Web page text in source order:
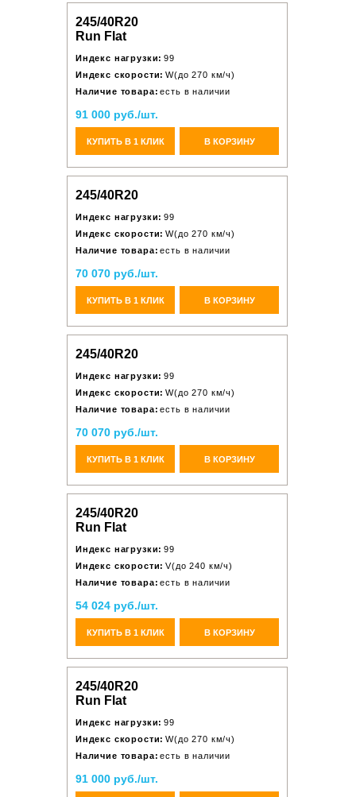
245/40R20
Run Flat
Индекс нагрузки: 99
Индекс скорости: W(до 270 км/ч)
Наличие товара: есть в наличии
91 000 руб./шт.
КУПИТЬ В 1 КЛИК В КОРЗИНУ
245/40R20
Индекс нагрузки: 99
Индекс скорости: W(до 270 км/ч)
Наличие товара: есть в наличии
70 070 руб./шт.
КУПИТЬ В 1 КЛИК В КОРЗИНУ
245/40R20
Индекс нагрузки: 99
Индекс скорости: W(до 270 км/ч)
Наличие товара: есть в наличии
70 070 руб./шт.
КУПИТЬ В 1 КЛИК В КОРЗИНУ
245/40R20
Run Flat
Индекс нагрузки: 99
Индекс скорости: V(до 240 км/ч)
Наличие товара: есть в наличии
54 024 руб./шт.
КУПИТЬ В 1 КЛИК В КОРЗИНУ
245/40R20
Run Flat
Индекс нагрузки: 99
Индекс скорости: W(до 270 км/ч)
Наличие товара: есть в наличии
91 000 руб./шт.